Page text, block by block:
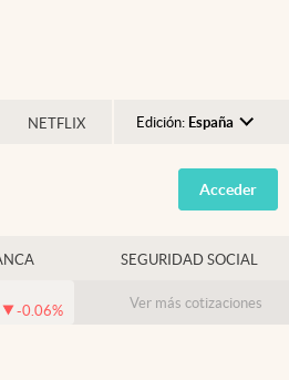
NETFLIX Edición: España
Argentina
España
USA
Colombia
Acceder
SEGURIDAD SOCIAL
-0.06% Ver más cotizaciones